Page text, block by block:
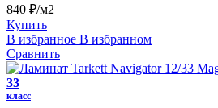
840 ₽/м2
Купить
В избранное В избранном
Сравнить
33
класс